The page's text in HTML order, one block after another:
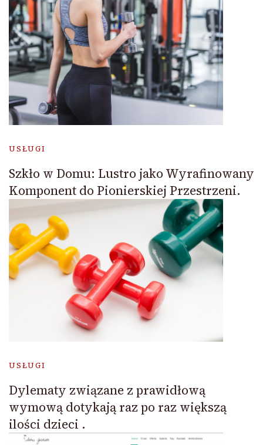
USŁUGI
Szkło w Domu: Lustro jako Wyrafinowany
Komponent do Pionierskiej Przestrzeni.
USŁUGI
Dylematy związane z prawidłową
wymową dotykają raz po raz większą
ilości dzieci .